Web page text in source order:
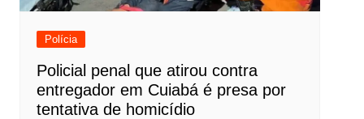
Polícia
Policial penal que atirou contra
entregador em Cuiabá é presa por
tentativa de homicídio